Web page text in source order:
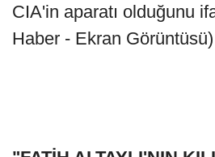
CIA'in aparatı olduğunu
Haber - Ekran Görüntüsü)